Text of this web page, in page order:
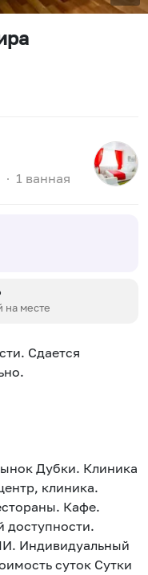
∙ 1 ванная
на месте
Cдaется
Дубки. Клиника
клиника.
Кафе.
доступности.
Индивидуальный
суток Сутки